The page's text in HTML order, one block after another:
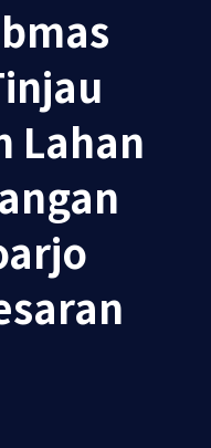
Lahan